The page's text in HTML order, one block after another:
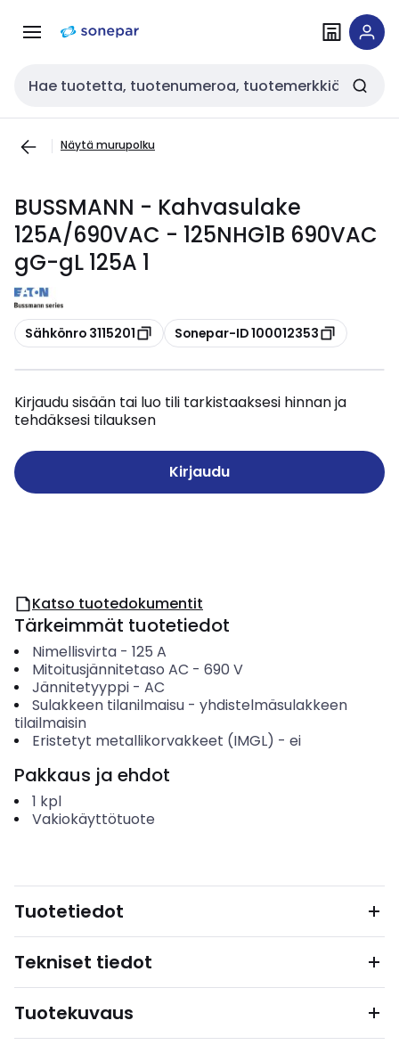
navigointiinsisältöön
Haku
Näytä murupolku
BUSSMANN - Kahvasulake
125A/690VAC - 125NHG1B 690VAC
gG-gL 125A 1
Kopioi
Sähkönro 3115201 Kopioi
Sonepar-ID 100012353
Kirjaudu sisään tai luo tili tarkistaaksesi hinnan ja
tehdäksesi tilauksen
Kirjaudu
Katso tuotedokumentit
Tärkeimmät tuotetiedot
Nimellisvirta- 125 A
Mitoitusjännitetaso AC - 690 V
Jännitetyyppi- AC
Sulakkeen tilanilmaisu- yhdistelmäsulakkeen
tilailmaisin
Eristetyt metallikorvakkeet (IMGL) - ei
Pakkaus ja ehdot
1 kpl
Vakiokäyttötuote
Tuotetiedot
Tekniset tiedot
Tuotekuvaus